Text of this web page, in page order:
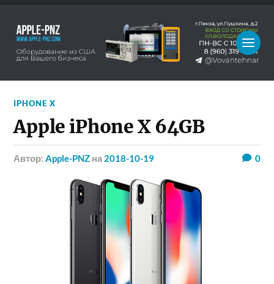
IPHONE X
Apple iPhone X 64GB
Автор:Apple-PNZ на 2018-10-19 0